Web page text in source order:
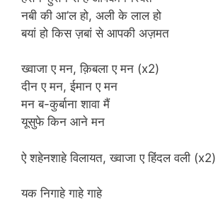
नबी की आ’ल हो, अली के लाल हो
बयां हो किस ज़बां से आपकी अज़मत
ख्वाजा ए मन, क़िबला ए मन (x2)
दीन ए मन, ईमान ए मन
मन ब-कुर्बाना शावा मैं
यूसुफे किन आने मन
ऐ शहेनशाहे विलायत, ख्वाजा ए हिंदल वली (x2)
यक निगाहे गाहे गाहे